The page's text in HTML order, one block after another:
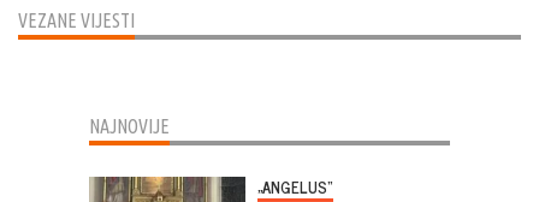
VEZANE VIJESTI
NAJNOVIJE
„ANGELUS“